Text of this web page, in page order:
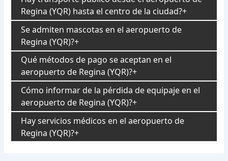
Regina (YQR) hasta el centro de la ciudad?
Se admiten mascotas en el aeropuerto de
Regina (YQR)?
Qué métodos de pago se aceptan en el
aeropuerto de Regina (YQR)?
Cómo informar de la pérdida de equipaje en el
aeropuerto de Regina (YQR)?
Hay servicios médicos en el aeropuerto de
Regina (YQR)?